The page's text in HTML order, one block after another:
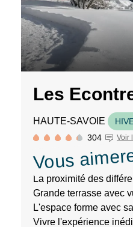
Les
HAUTE-SAVOIE
304 Voir
Vous
La proximité des
Grande terrasse avec
L'espace forme avec
Vivre l'expérience
ou
en
écrivant
à
contact-
RGPD@vtf-
Plus
d’info
notre
politique
confidentialité
sur
page
mentions
légales